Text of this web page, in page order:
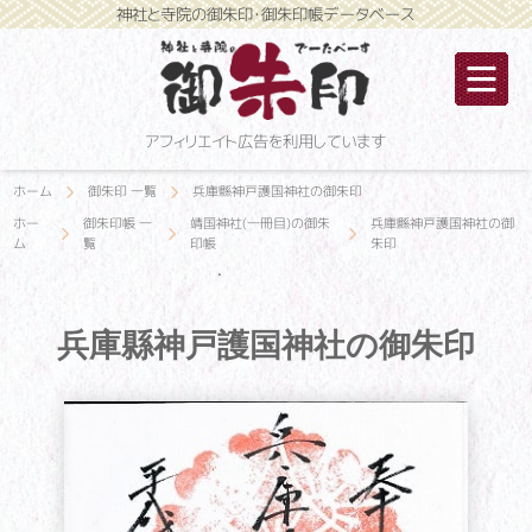
神社と寺院の御朱印・御朱印帳データベース
アフィリエイト広告を利用しています
ホーム 御朱印 一覧
兵庫縣神戸護国神社の御朱印
ホー
ム
御朱印帳 一
覧
靖国神社(一冊目)の御朱
印帳
兵庫縣神戸護国神社の御
朱印
兵庫縣神戸護国神社の御朱印